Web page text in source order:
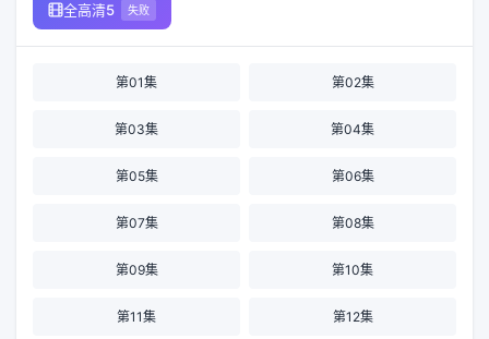
全高清5 失败
第01集 第02集
第03集 第04集
第05集 第06集
第07集 第08集
第09集 第10集
第11集 第12集